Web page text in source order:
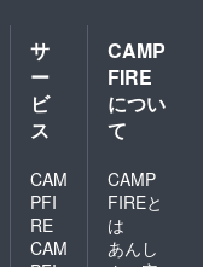
サ
ー
ビ
ス
CAM
PFI
RE
CAM
CAMP
FIRE
につい
て
CAMP
FIREと
は
あんし